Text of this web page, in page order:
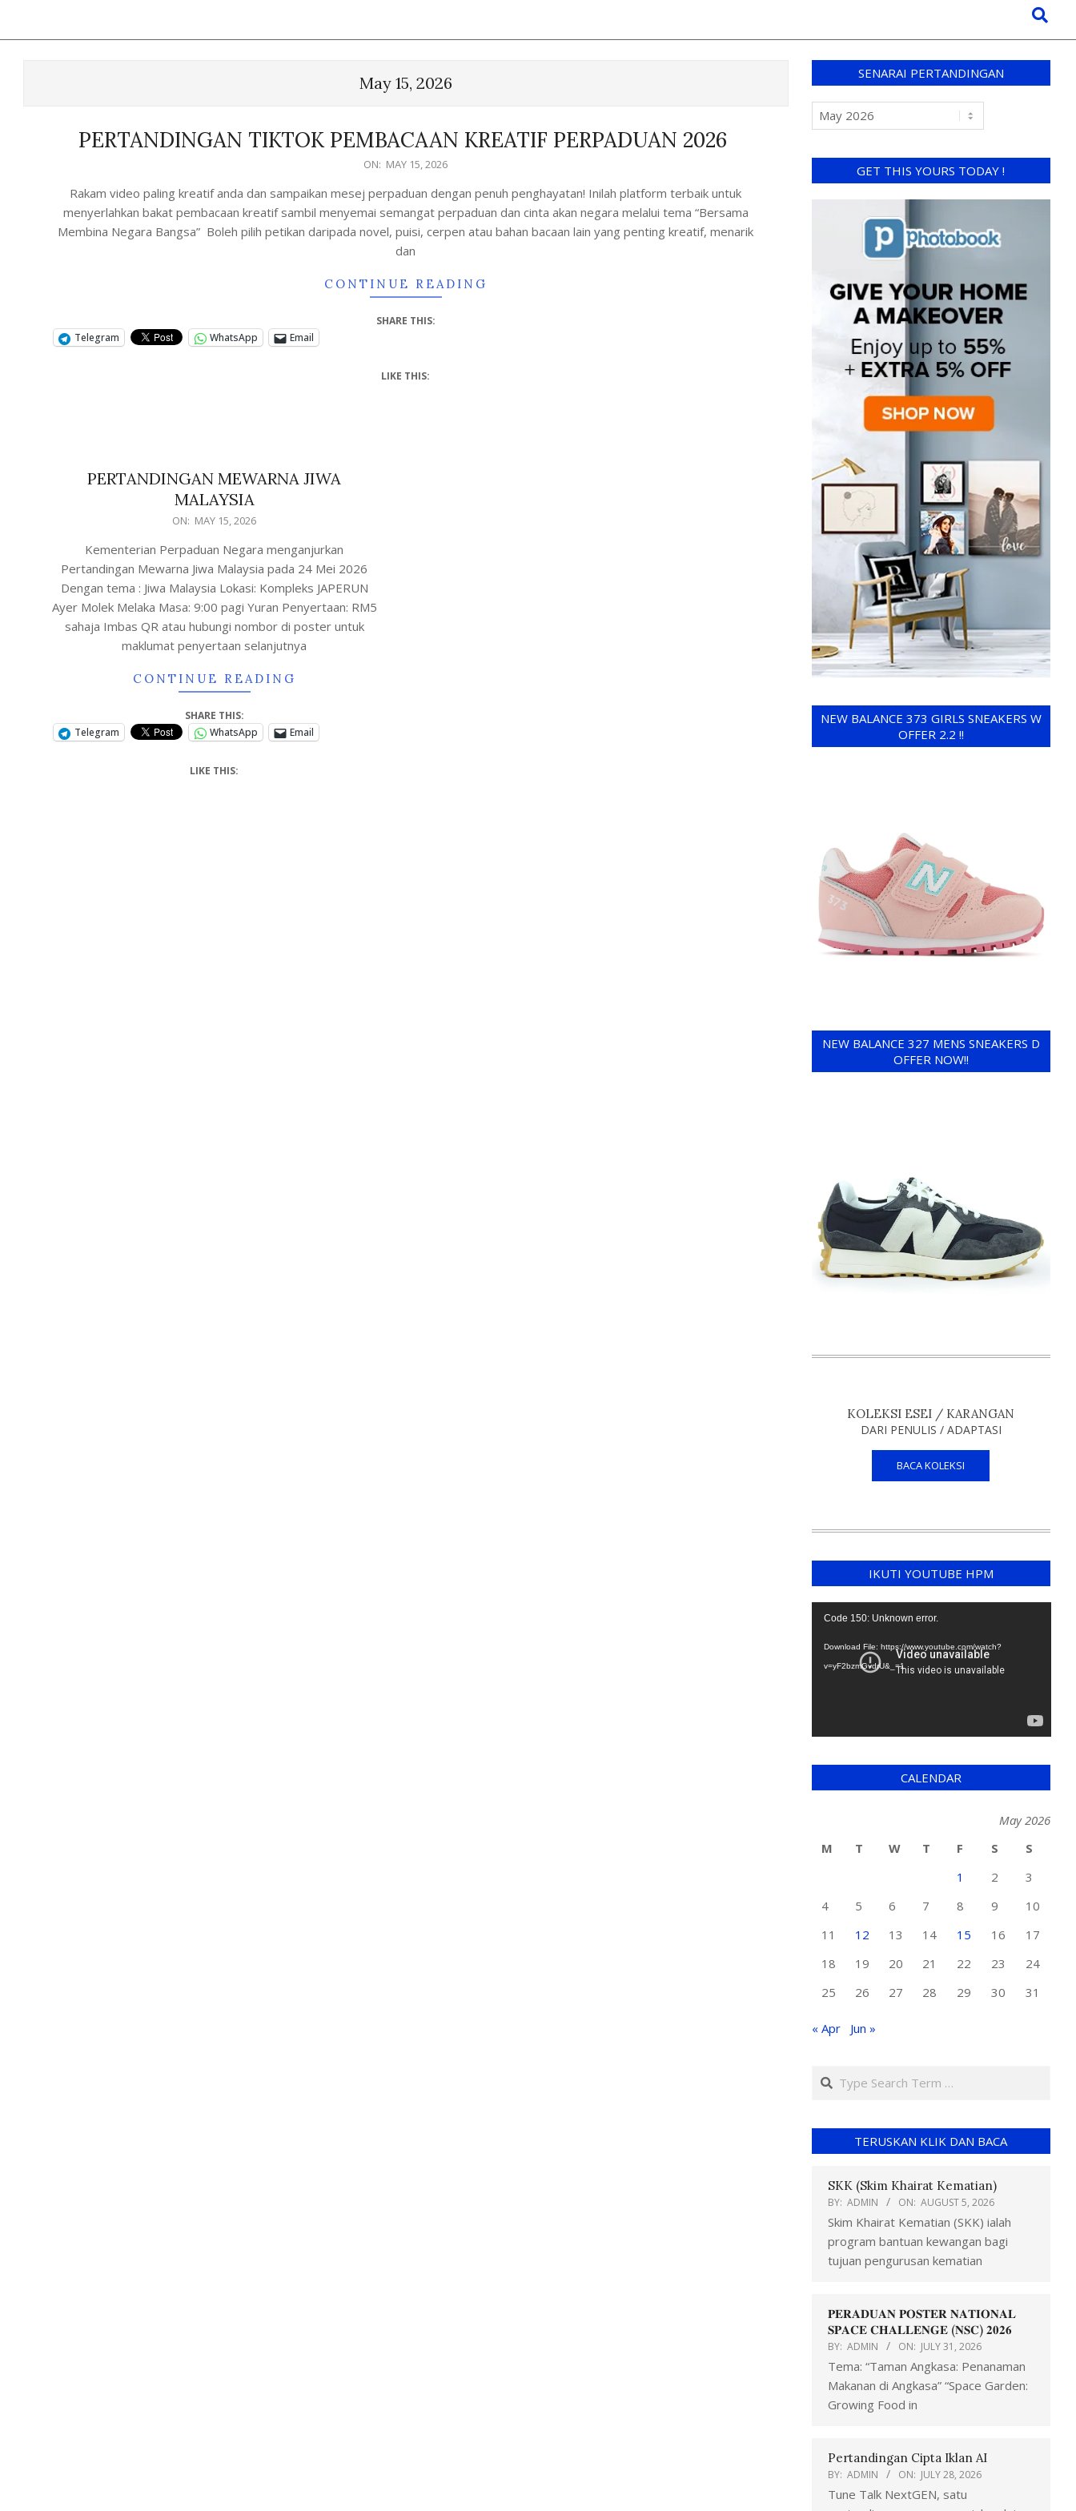
May 15, 2026
PERTANDINGAN TIKTOK PEMBACAAN KREATIF PERPADUAN 2026
ON: MAY 15, 2026
Rakam video paling kreatif anda dan sampaikan mesej perpaduan dengan penuh penghayatan! Inilah platform terbaik untuk
menyerlahkan bakat pembacaan kreatif sambil menyemai semangat perpaduan dan cinta akan negara melalui tema “Bersama
Membina Negara Bangsa” Boleh pilih petikan daripada novel, puisi, cerpen atau bahan bacaan lain yang penting kreatif, menarik
dan
CONTINUE READING
SHARE THIS:
Telegram
WhatsApp Email
LIKE THIS:
PERTANDINGAN MEWARNA JIWA
MALAYSIA
ON: MAY 15, 2026
Kementerian Perpaduan Negara menganjurkan
Pertandingan Mewarna Jiwa Malaysia pada 24 Mei 2026
Dengan tema : Jiwa Malaysia Lokasi: Kompleks JAPERUN
Ayer Molek Melaka Masa: 9:00 pagi Yuran Penyertaan: RM5
sahaja Imbas QR atau hubungi nombor di poster untuk
maklumat penyertaan selanjutnya
CONTINUE READING
SHARE THIS:
Telegram
WhatsApp Email
LIKE THIS:
SENARAI PERTANDINGAN
GET THIS YOURS TODAY !
NEW BALANCE 373 GIRLS SNEAKERS W
OFFER 2.2 !!
NEW BALANCE 327 MENS SNEAKERS D
OFFER NOW!!
KOLEKSI ESEI / KARANGAN
DARI PENULIS / ADAPTASI
BACA KOLEKSI
IKUTI YOUTUBE HPM
Video
Code 150: Unknown error.
Download File: https://www.youtube.com/watch?
v=yF2bzmGvdrU&_=1
CALENDAR
May 2026
M
T W T F S
S
1
2
3
4
5 6 7 8 9
10
11
12 13 14 15 16
17
18
19 20 21 22 23
24
25
26 27 28 29 30 31
« Apr Jun »
TERUSKAN KLIK DAN BACA
SKK (Skim Khairat Kematian)
BY: ADMIN ON: AUGUST 5, 2026
Skim Khairat Kematian (SKK) ialah
program bantuan kewangan bagi
tujuan pengurusan kematian
𝐏𝐄𝐑𝐀𝐃𝐔𝐀𝐍 𝐏𝐎𝐒𝐓𝐄𝐑 𝐍𝐀𝐓𝐈𝐎𝐍𝐀𝐋
𝐒𝐏𝐀𝐂𝐄 𝐂𝐇𝐀𝐋𝐋𝐄𝐍𝐆𝐄 (𝐍𝐒𝐂) 𝟐𝟎𝟐𝟔
BY: ADMIN ON: JULY 31, 2026
Tema: “Taman Angkasa: Penanaman
Makanan di Angkasa” “Space Garden:
Growing Food in
Pertandingan Cipta Iklan AI
BY: ADMIN ON: JULY 28, 2026
Tune Talk NextGEN, satu